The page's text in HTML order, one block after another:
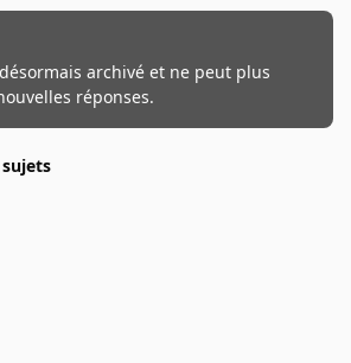
archivé et ne peut plus
réponses.